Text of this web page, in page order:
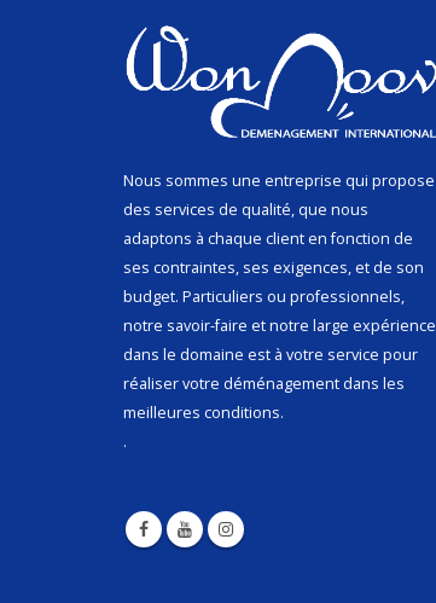
Nous sommes une entreprise qui propose
des services de qualité, que nous
adaptons à chaque client en fonction de
ses contraintes, ses exigences, et de son
budget. Particuliers ou professionnels,
notre savoir-faire et notre large expérience
dans le domaine est à votre service pour
réaliser votre déménagement dans les
meilleures conditions.
.